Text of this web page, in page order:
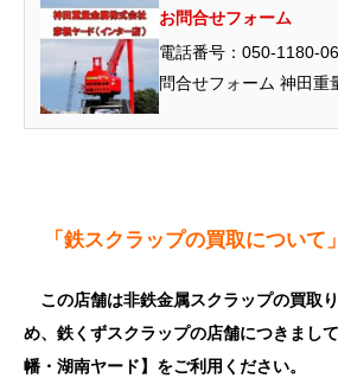
お問合せフォーム
電話番号：050-1180-
問合せフォーム 神田重
「鉄スクラップの買取について」
この店舗は非鉄金属スクラップの買取
め、鉄くずスクラップの店舗につきまし
幡・湖南ヤード】をご利用ください。